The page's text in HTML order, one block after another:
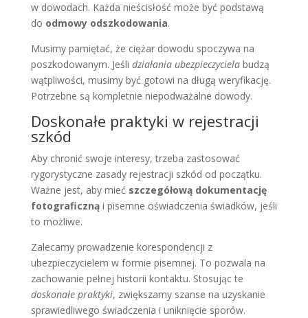
w dowodach. Każda nieścisłość może być podstawą
do odmowy odszkodowania.
Musimy pamiętać, że ciężar dowodu spoczywa na
poszkodowanym. Jeśli działania ubezpieczycielabudzą
wątpliwości, musimy być gotowi na długą weryfikację.
Potrzebne są kompletnie niepodważalne dowody.
Doskonałe praktyki w rejestracji
szkód
Aby chronić swoje interesy, trzeba zastosować
rygorystyczne zasady rejestracji szkód od początku.
Ważne jest, aby mieć szczegółową dokumentację
fotograficznąi pisemne oświadczenia świadków, jeśli
to możliwe.
Zalecamy prowadzenie korespondencji z
ubezpieczycielem w formie pisemnej. To pozwala na
zachowanie pełnej historii kontaktu. Stosując te
doskonałe praktyki, zwiększamy szanse na uzyskanie
sprawiedliwego świadczenia i uniknięcie sporów.